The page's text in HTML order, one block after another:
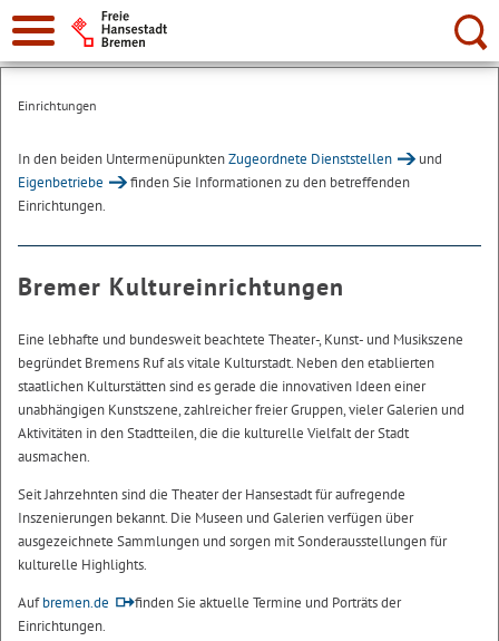
Suche:
Einrichtungen
In den beiden UntermenüpunktenZugeordnete Dienststellen
und
Eigenbetriebe
finden Sie Informationen zu den betreffenden
Einrichtungen.
Bremer Kultureinrichtungen
Eine lebhafte und bundesweit beachtete Theater-, Kunst- und Musikszene
begründet Bremens Ruf als vitale Kulturstadt. Neben den etablierten
staatlichen Kulturstätten sind es gerade die innovativen Ideen einer
unabhängigen Kunstszene, zahlreicher freier Gruppen, vieler Galerien und
Aktivitäten in den Stadtteilen, die die kulturelle Vielfalt der Stadt
ausmachen.
Seit Jahrzehnten sind die Theater der Hansestadt für aufregende
Inszenierungen bekannt. Die Museen und Galerien verfügen über
ausgezeichnete Sammlungen und sorgen mit Sonderausstellungen für
kulturelle Highlights.
Aufbremen.de
finden Sie aktuelle Termine und Porträts der
Einrichtungen.